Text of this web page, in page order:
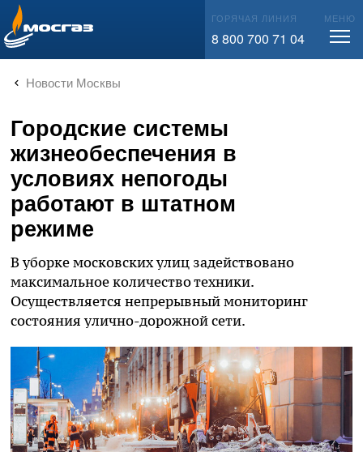
info@mos-gaz.ru ГОРЯЧАЯ ЛИНИЯ
8 800 700 71 04
МЕНЮ
Новости Москвы
Городские системы
жизнеобеспечения в
условиях непогоды
работают в штатном
режиме
В уборке московских улиц задействовано
максимальное количество техники.
Осуществляется непрерывный мониторинг
состояния улично-дорожной сети.